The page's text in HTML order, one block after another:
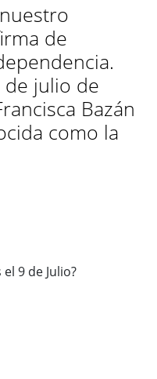
de
de julio de
Bazán
como la